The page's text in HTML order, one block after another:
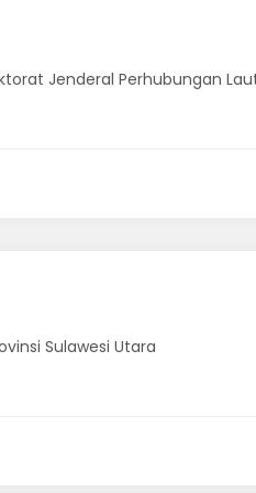
Jenderal Perhubungan
Sulawesi Utara